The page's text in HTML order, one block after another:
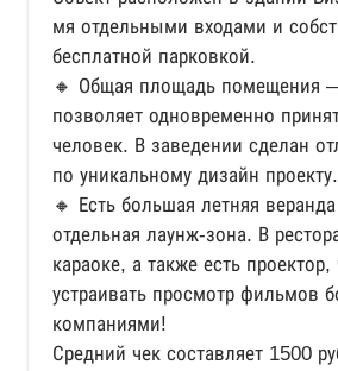
мя отдельными входами и
бесплатной парковкой.
🔸 Общая площадь помещения
позволяет одновременно
человек. В заведении сделан
по уникальному дизайн проекту.
🔸 Есть большая летняя
отдельная лаунж-зона. В
караоке, а также есть
устраивать просмотр фильмов
компаниями!
Средний чек составляет 1500